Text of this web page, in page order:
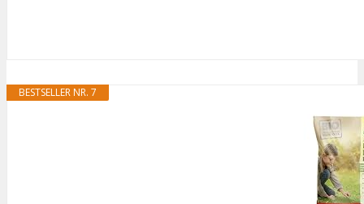
BESTSELLER NR. 7